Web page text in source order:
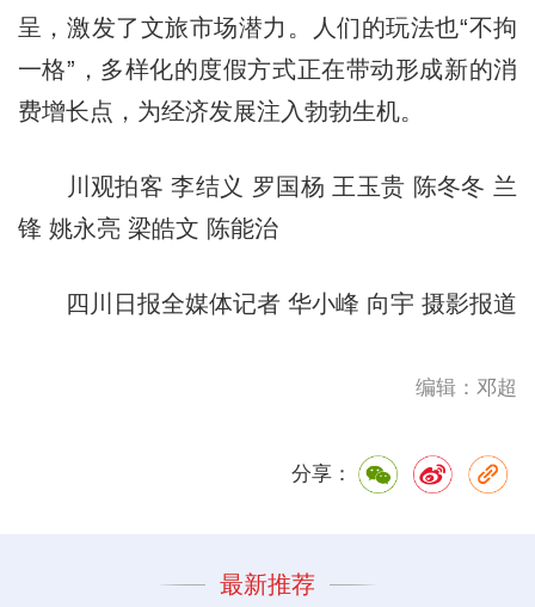
呈，激发了文旅市场潜力。人们的玩法也“不拘
一格”，多样化的度假方式正在带动形成新的消
费增长点，为经济发展注入勃勃生机。
川观拍客 李结义 罗国杨 王玉贵 陈冬冬 兰
锋 姚永亮 梁皓文 陈能治
四川日报全媒体记者 华小峰 向宇 摄影报道
编辑：邓超
分享：
最新推荐